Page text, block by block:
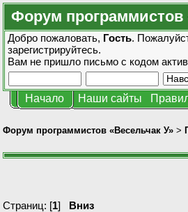
Форум программистов
Добро пожаловать, Гость.
зарегистрируйтесь.
Вам не пришло письмо с кодом
Начало Наши сайты
Форум программистов «Весельчак У» >
Страниц: [1] Вниз